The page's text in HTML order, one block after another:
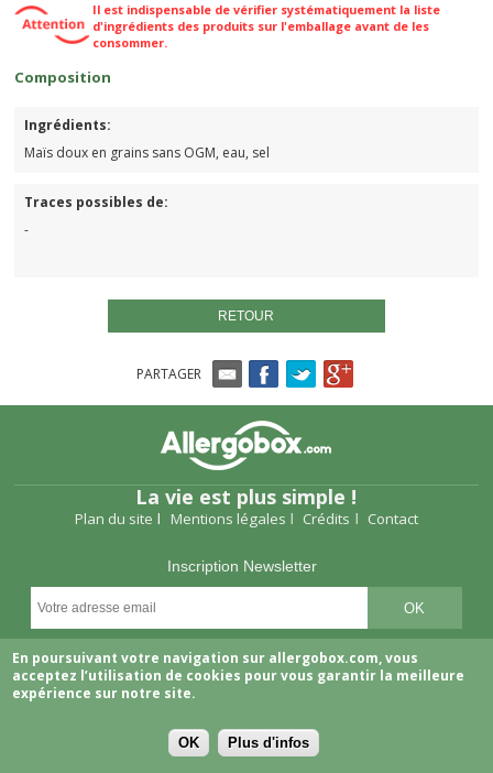
Il est indispensable de vérifier systématiquement la liste
d'ingrédients des produits sur l'emballage avant de les
consommer.
Composition
Ingrédients:
Maïs doux en grains sans OGM, eau, sel
Traces possibles de:
-
RETOUR
PARTAGER
La vie est plus simple !
Plan du site Mentions légales Crédits Contact
Inscription Newsletter
Suivez-nous
Copyright © 2026 Allergobox
En poursuivant votre navigation sur allergobox.com, vous
acceptez l’utilisation de cookies pour vous garantir la meilleure
expérience sur notre site.
OK Plus d'infos